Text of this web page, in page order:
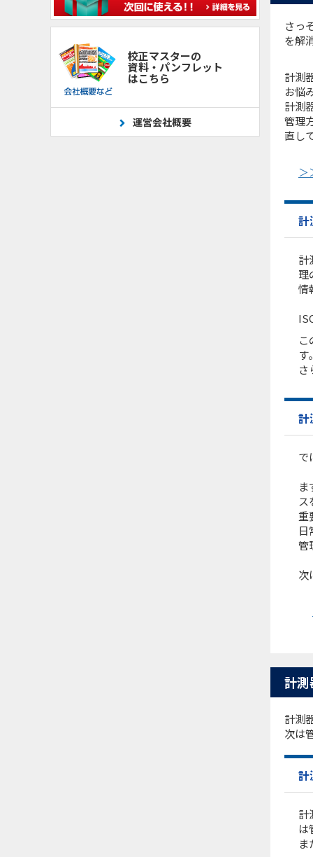
校正マスターの
資料・パンフレット
はこちら
運営会社概要
さっ
を解
計測
お悩
計測
管理
直し
＞
計
計
理
情
こ
す。
さ
計
で
ス
重
日
管
次
計測
計測
次は
計
計
は